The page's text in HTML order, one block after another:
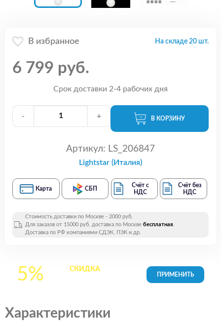
В избранное На складе 20 шт.
6 799 руб.
Срок доставки 2-4 рабочих дня
- + В КОРЗИНУ
Артикул: LS_206847
Lightstar (Италия)
Карта СБП
Счёт с
НДС
Счёт без
НДС
Стоимость доставки по Москве - 2000 руб.
Для заказов от 15000 руб. доставка по Москве бесплатная.
Доставка по РФ компаниями СДЭК, ПЭК и др.
5% СКИДКАна все
Характеристики